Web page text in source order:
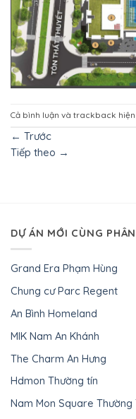
Cả bình luận và trackback hiện
← Trước
Tiếp theo →
DỰ ÁN MỚI CÙNG
Grand Era Phạm Hùng
Chung cư Parc Regent
An Bình Homeland
MIK Nam An Khánh
The Charm An Hưng
Hdmon Thường tín
Nam Mon Square Thường